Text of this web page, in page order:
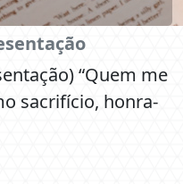
“Quem me
sacrifício, honra-